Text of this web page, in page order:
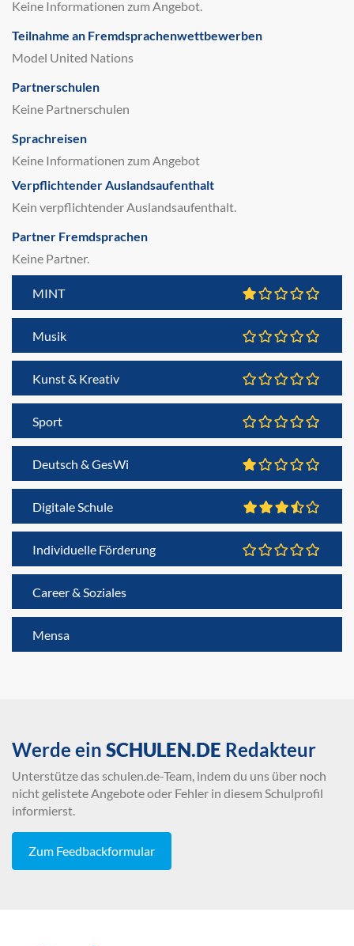
Keine Informationen zum Angebot.
Teilnahme an Fremdsprachenwettbewerben
Model United Nations
Partnerschulen
Keine Partnerschulen
Sprachreisen
Keine Informationen zum Angebot
Verpflichtender Auslandsaufenthalt
Kein verpflichtender Auslandsaufenthalt.
Partner Fremdsprachen
Keine Partner.
MINT
Musik
Kunst & Kreativ
Sport
Deutsch & GesWi
Digitale Schule
Individuelle Förderung
Career & Soziales
Mensa
Werde ein SCHULEN.DE Redakteur
Unterstütze das schulen.de-Team, indem du uns über noch
nicht gelistete Angebote oder Fehler in diesem Schulprofil
informierst.
Zum Feedbackformular